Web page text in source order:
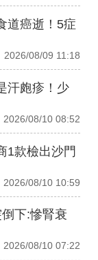
道癌逝！5症
2026/08/09 11:18
汗皰疹！少
2026/08/10 08:52
1款檢出沙門
2026/08/10 10:59
下:慘腎衰
2026/08/10 07:22